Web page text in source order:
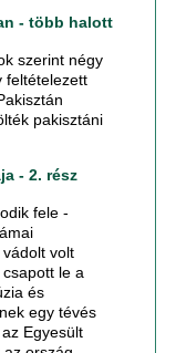
- több halott
szerint négy
feltételezett
pakisztáni
- 2. rész
fele -
volt
le a
és
egy tévés
Egyesült